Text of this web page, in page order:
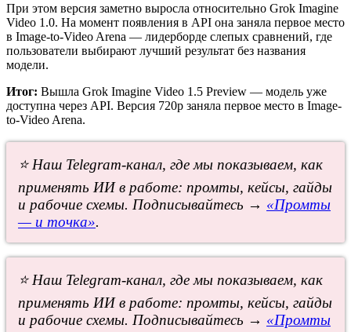
При этом версия заметно выросла относительно Grok Imagine
Video 1.0. На момент появления в API она заняла первое место
в Image-to-Video Arena — лидерборде слепых сравнений, где
пользователи выбирают лучший результат без названия
модели.
Итог: Вышла Grok Imagine Video 1.5 Preview — модель уже
доступна через API. Версия 720p заняла первое место в Image-
to-Video Arena.
⭐ Наш Telegram-канал, где мы показываем, как
применять ИИ в работе: промты, кейсы, гайды
и рабочие схемы. Подписывайтесь → «Промты
— и точка».
⭐ Наш Telegram-канал, где мы показываем, как
применять ИИ в работе: промты, кейсы, гайды
и рабочие схемы. Подписывайтесь → «Промты